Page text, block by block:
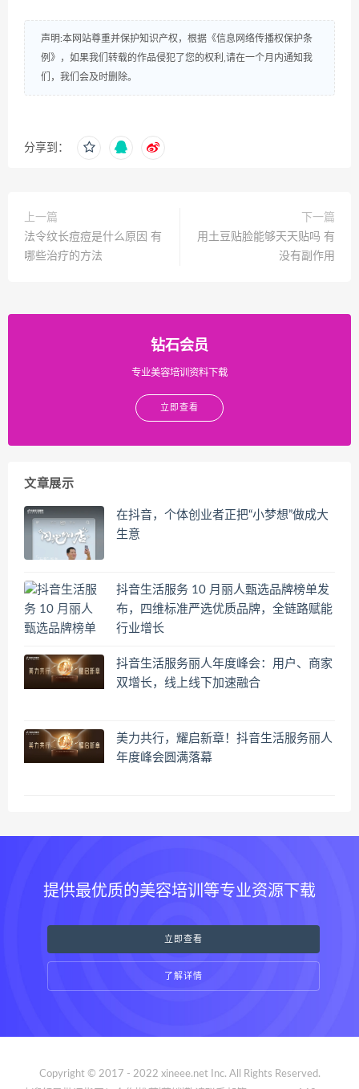
声明:本网站尊重并保护知识产权，根据《信息网络传播权保护条
例》，如果我们转载的作品侵犯了您的权利,请在一个月内通知我
们，我们会及时删除。
分享到：
上一篇
法令纹长痘痘是什么原因 有
哪些治疗的方法
下一篇
用土豆贴脸能够天天贴吗 有
没有副作用
钻石会员
专业美容培训资料下载
立即查看
文章展示
在抖音，个体创业者正把“小梦想”做成大
生意
抖音生活服务 10 月丽人甄选品牌榜单发
布，四维标准严选优质品牌，全链路赋能
行业增长
抖音生活服务丽人年度峰会：用户、商家
双增长，线上线下加速融合
美力共行，耀启新章！抖音生活服务丽人
年度峰会圆满落幕
提供最优质的美容培训等专业资源下载
立即查看
了解详情
Copyright © 2017 - 2022 xineee.net Inc. All Rights Reserved.